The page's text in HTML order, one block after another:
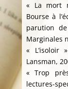
« La mort
Bourse à
parution
Marginales
« L’isoloir
Lansman,
« Trop
lectures-